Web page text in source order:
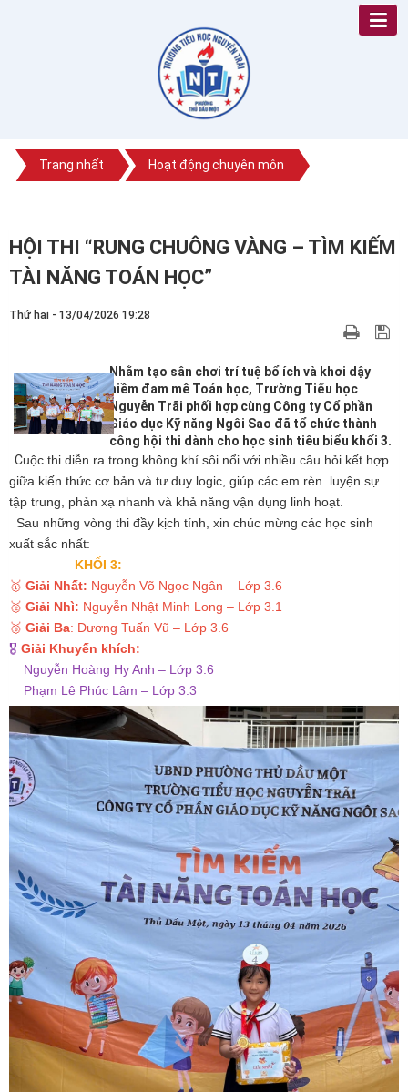
Trang nhất Hoạt động chuyên môn
HỘI THI “RUNG CHUÔNG VÀNG – TÌM KIẾM
TÀI NĂNG TOÁN HỌC”
Thứ hai - 13/04/2026 19:28
Nhằm tạo sân chơi trí tuệ bổ ích và khơi dậy
niềm đam mê Toán học, Trường Tiểu học
Nguyễn Trãi phối hợp cùng Công ty Cổ phần
Giáo dục Kỹ năng Ngôi Sao đã tổ chức thành
công hội thi dành cho học sinh tiêu biểu khối 3.
Cuộc thi diễn ra trong không khí sôi nổi với nhiều câu hỏi kết hợp
giữa kiến thức cơ bản và tư duy logic, giúp các em rèn luyện sự
tập trung, phản xạ nhanh và khả năng vận dụng linh hoạt.
Sau những vòng thi đầy kịch tính, xin chúc mừng các học sinh
xuất sắc nhất:
KHỐI 3:
🥇 Giải Nhất: Nguyễn Võ Ngọc Ngân – Lớp 3.6
🥈 Giải Nhì: Nguyễn Nhật Minh Long – Lớp 3.1
🥉 Giải Ba: Dương Tuấn Vũ – Lớp 3.6
🎖 Giải Khuyến khích:
Nguyễn Hoàng Hy Anh – Lớp 3.6
Phạm Lê Phúc Lâm – Lớp 3.3